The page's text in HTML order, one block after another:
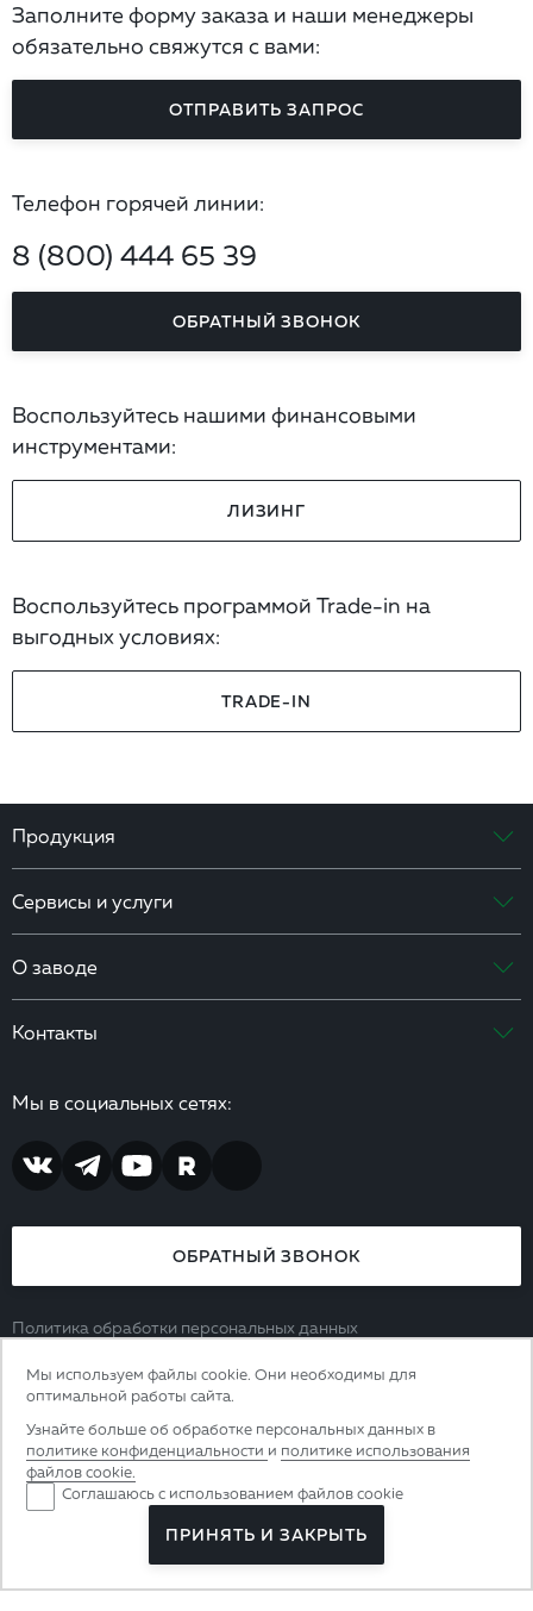
Заполните форму заказа и наши менеджеры
обязательно свяжутся с вами:
ОТПРАВИТЬ ЗАПРОС
Телефон горячей линии:
8 (800) 444 65 39
ОБРАТНЫЙ ЗВОНОК
Воспользуйтесь нашими финансовыми
инструментами:
ЛИЗИНГ
Воспользуйтесь программой Trade-in на
выгодных условиях:
TRADE-IN
Продукция
Сервисы и услуги
О заводе
Контакты
Мы в социальных сетях:
ОБРАТНЫЙ ЗВОНОК
Политика обработки персональных данных
8 (800) 444 65 39
ООО Грюнвальд. ИНН 3907050249. ОГРН 1063906101038.
238312, Калининградская область, р-н Гурьевский, п.
Прибрежное, ул. Калининградское шоссе, д. 1, помещ. 1
Мы используем файлы cookie. Они необходимы для
оптимальной работы сайта.
Узнайте больше об обработке персональных данных в
политике конфиденциальности и политике использования
файлов cookie.
Соглашаюсь с использованием файлов cookie
ПРИНЯТЬ И ЗАКРЫТЬ